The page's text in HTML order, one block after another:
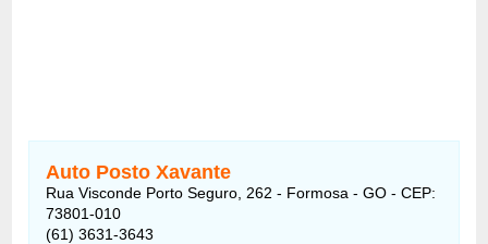
Auto Posto Xavante
Rua Visconde Porto Seguro, 262 - Formosa - GO - CEP:
73801-010
(61) 3631-3643